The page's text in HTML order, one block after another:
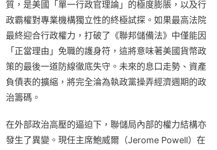
質，是美國「單一行政官理論」的極度膨脹，以及行
政霸權對專業機構獨立性的終極試探。如果最高法院
最終迎合行政權力，打破了《聯邦儲備法》中僅能因
「正當理由」免職的護身符，這將意味著美國貨幣政
策的最後一道防線徹底失守。未來的息口走勢、資產
負債表的擴縮，將完全淪為執政黨操弄經濟週期的政
治籌碼。
在外部政治高壓的逼迫下，聯儲局內部的權力結構亦
發生了異變。現任主席鮑威爾（Jerome Powell）在